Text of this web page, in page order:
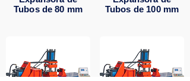
Tubos de 80 mm
Tubos de 100 mm